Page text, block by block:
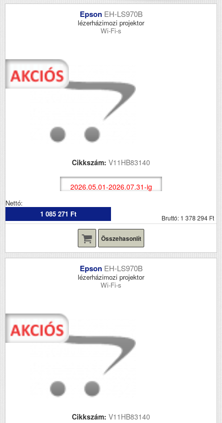
Epson EH-LS970B
lézerházimozi projektor
Wi-Fi-s
Cikkszám: V11HB83140
2026.05.01-2026.07.31-ig
Nettó:
1 085 271 Ft
Bruttó: 1 378 294 Ft
Összehasonlít
Epson EH-LS970B
lézerházimozi projektor
Wi-Fi-s
Cikkszám: V11HB83140